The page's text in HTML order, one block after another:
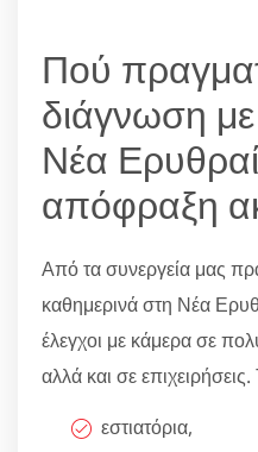
Πού
διάγνωση
Νέα
απόφραξη
Από τα συνεργεία μας
καθημερινά στη Νέα
έλεγχοι με κάμερα σε
αλλά και σε επιχειρήσεις.
εστιατόρια,